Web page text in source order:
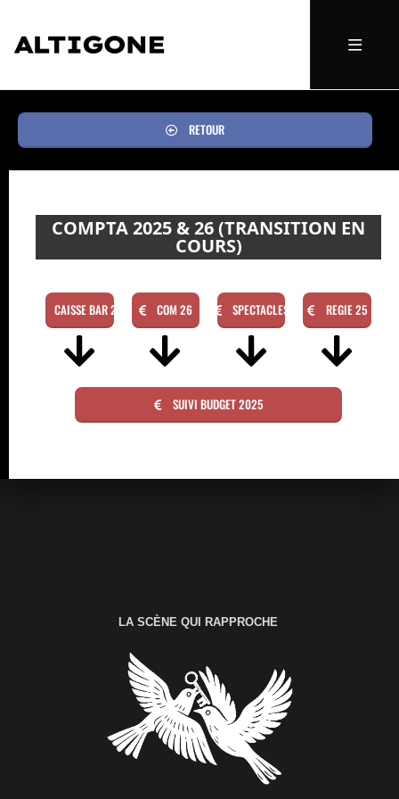
RETOUR
COMPTA 2025 & 26 (TRANSITION EN
COURS)
CAISSE BAR 26 COM 26 SPECTACLES REGIE 25
SUIVI BUDGET 2025
LA SCÈNE QUI RAPPROCHE